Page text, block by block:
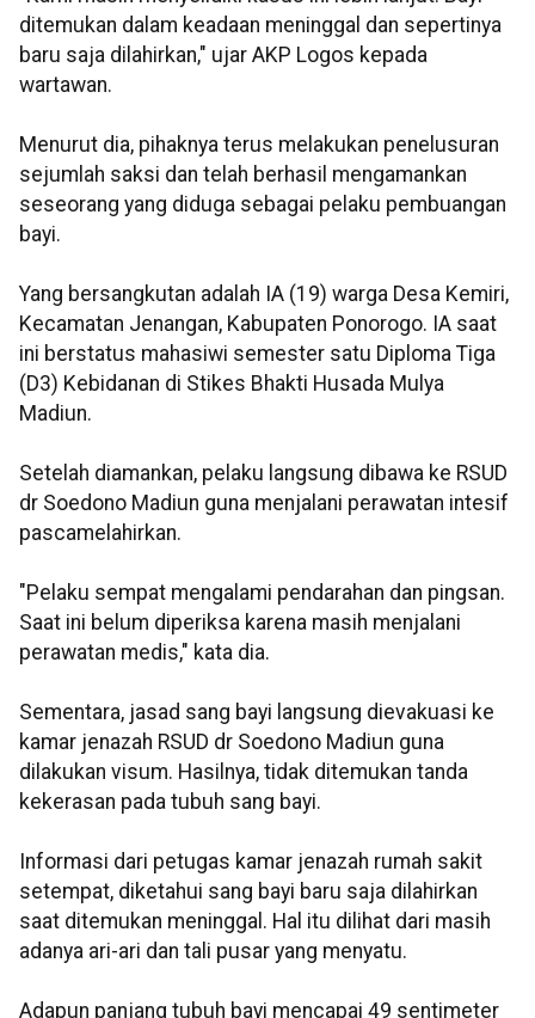
ditemukan dalam keadaan meninggal dan sepertinya
baru saja dilahirkan," ujar AKP Logos kepada
wartawan.
Menurut dia, pihaknya terus melakukan penelusuran
sejumlah saksi dan telah berhasil mengamankan
seseorang yang diduga sebagai pelaku pembuangan
bayi.
Yang bersangkutan adalah IA (19) warga Desa Kemiri,
Kecamatan Jenangan, Kabupaten Ponorogo. IA saat
ini berstatus mahasiwi semester satu Diploma Tiga
(D3) Kebidanan di Stikes Bhakti Husada Mulya
Madiun.
Setelah diamankan, pelaku langsung dibawa ke RSUD
dr Soedono Madiun guna menjalani perawatan intesif
pascamelahirkan.
"Pelaku sempat mengalami pendarahan dan pingsan.
Saat ini belum diperiksa karena masih menjalani
perawatan medis," kata dia.
Sementara, jasad sang bayi langsung dievakuasi ke
kamar jenazah RSUD dr Soedono Madiun guna
dilakukan visum. Hasilnya, tidak ditemukan tanda
kekerasan pada tubuh sang bayi.
Informasi dari petugas kamar jenazah rumah sakit
setempat, diketahui sang bayi baru saja dilahirkan
saat ditemukan meninggal. Hal itu dilihat dari masih
adanya ari-ari dan tali pusar yang menyatu.
Adapun panjang tubuh bayi mencapai 49 sentimeter